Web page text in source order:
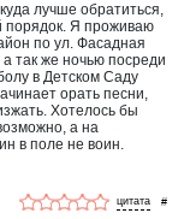
лучше обратиться,
порядок. Я проживаю
по ул. Фасадная
так же ночью посреди
в Детском Саду
орать песни,
Хотелось бы
а на
в поле не воин.
#